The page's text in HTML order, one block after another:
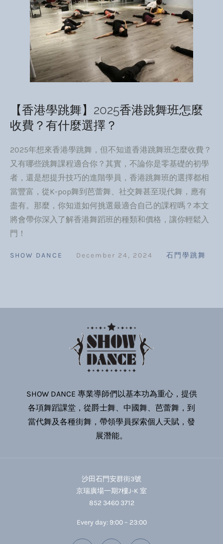
【香港學跳舞】2025香港跳舞班怎麼
收費？有什麼選擇？
2025年想來香港學跳舞，但不知道香港跳舞班怎麼收費？
又有哪些跳舞課程適合你？其實，不論你是零基礎的初學
者，還是想提升技巧的進階學員，香港跳舞班的選擇都相
當豐富，從K-pop舞到芭蕾舞、社交舞甚至現代舞，應有
盡有。那麼，你知道如何挑選最適合自己的課程嗎？本文
將會帶你深入了解香港舞蹈班的種類和價格，讓你輕鬆入
門！
SHOW DANCE December 24, 2024 石門學跳舞
SHOW DANCE 專業導師們以基本功為重心，提供
各項舞蹈課堂，從爵士舞、中國舞、芭蕾舞，到
當代舞及各種街舞，帶領學員探索個人天賦，發
展潛能。
沙田石門安群街3號
京瑞廣場一期7樓J-K 室
852 3460 3712
Every day: 9:00 – 23:00